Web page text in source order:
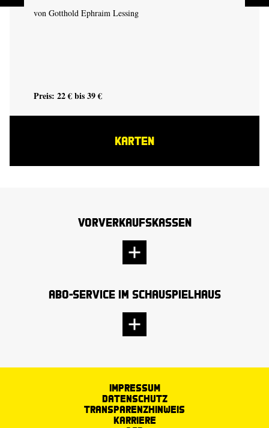
von Gotthold Ephraim Lessing
Preis: 22 € bis 39 €
KARTEN
Vorverkaufskassen
Abo-Service im Schauspielhaus
Impressum
Datenschutz
Transparenzhinweis
Karriere